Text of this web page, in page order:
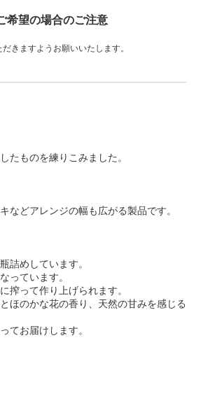
希望の場合のご注意
きますようお願いいたします。
たものを練りこみました。
などアレンジの幅も広がる製品です。
詰めしています。
っています。
搾って作り上げられます。
ほのかな花の香り、天然の甘みを感じる
てお届けします。